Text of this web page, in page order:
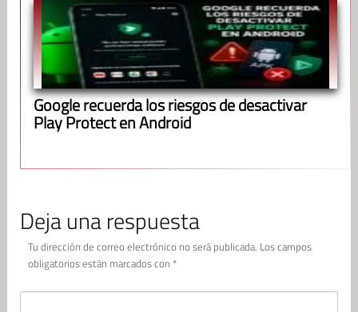
Google recuerda los riesgos de desactivar
Play Protect en Android
Deja una respuesta
Tu dirección de correo electrónico no será publicada. Los campos
obligatorios están marcados con *